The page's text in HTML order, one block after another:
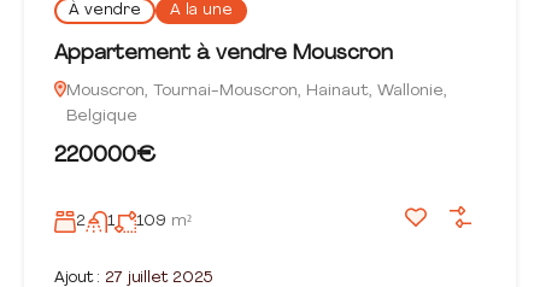
À vendre A la une
Appartement à vendre Mouscron
Mouscron, Tournai-Mouscron, Hainaut, Wallonie,
Belgique
220000€
2 1 109 m²
Ajout : 27 juillet 2025